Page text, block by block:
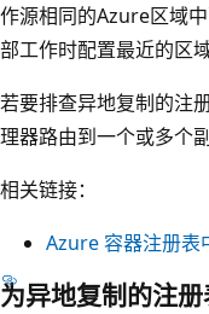
作源相同的Azure区域
部工作时配置最近的区域
若要排查异地复制的注
理器路由到一个或多个副
相关链接：
Azure 容器注册表
为异地复制的注